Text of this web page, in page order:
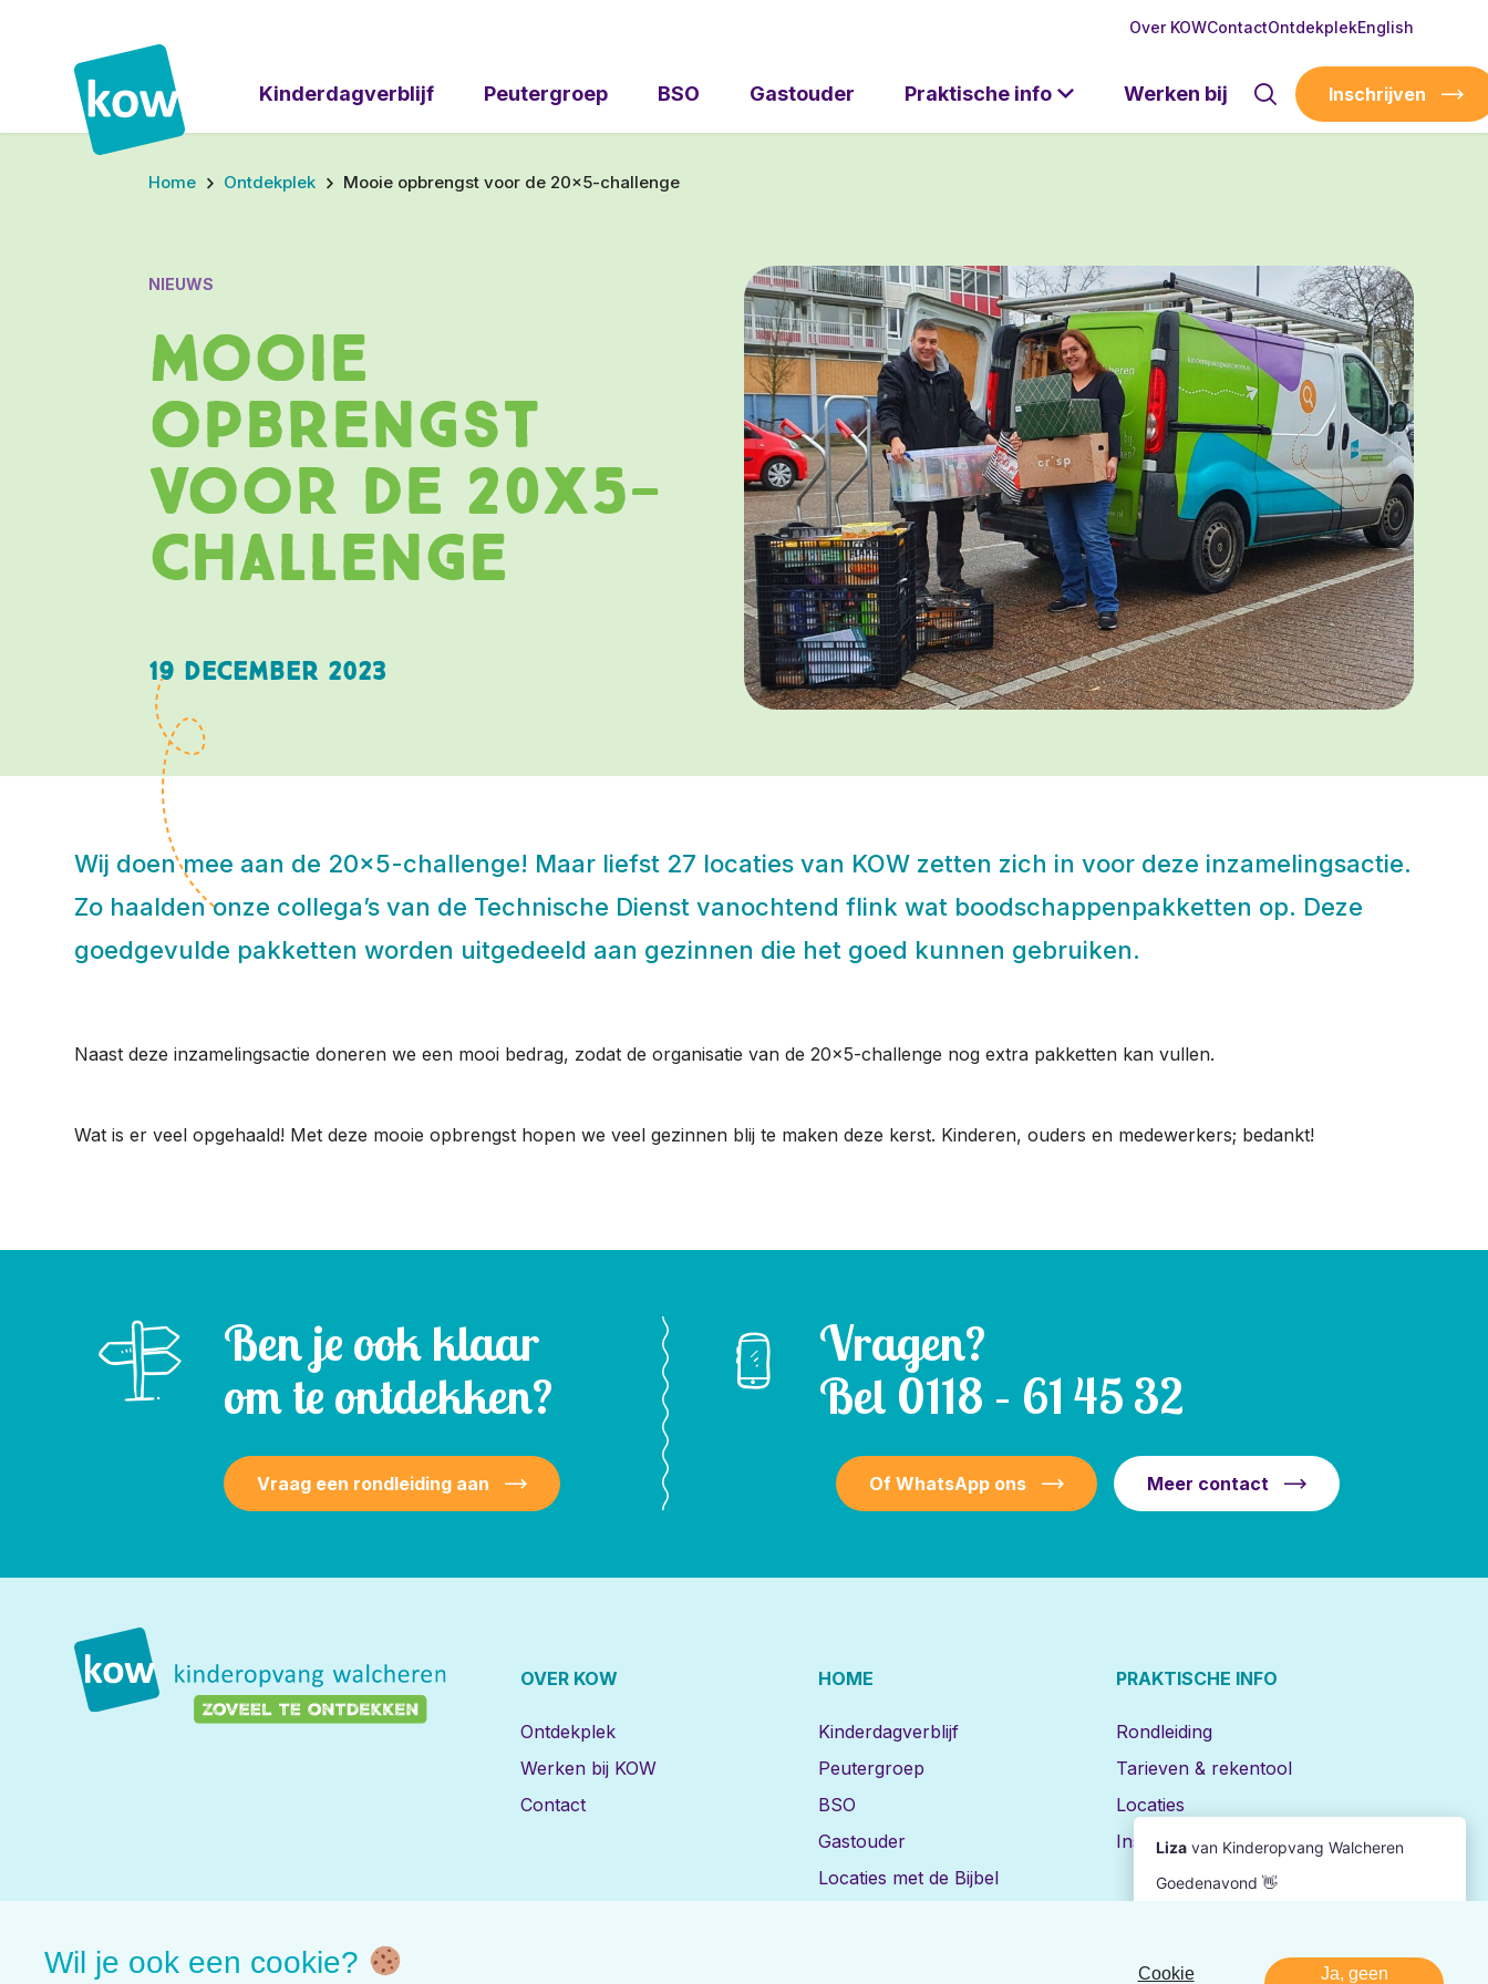
Over KOWContactOntdekplekEnglish
Kinderdagverblijf Peutergroep BSO Gastouder Praktische info Werken bij Inschrijven
Home Ontdekplek Mooie opbrengst voor de 20×5-challenge
NIEUWS
Mooie
opbrengst
voor de 20x5-
challenge
19 december 2023
Wij doen mee aan de 20×5-challenge! Maar liefst 27 locaties van KOW zetten zich in voor deze inzamelingsactie.
Zo haalden onze collega’s van de Technische Dienst vanochtend flink wat boodschappenpakketten op. Deze
goedgevulde pakketten worden uitgedeeld aan gezinnen die het goed kunnen gebruiken.
Naast deze inzamelingsactie doneren we een mooi bedrag, zodat de organisatie van de 20×5-challenge nog extra pakketten kan vullen.
Wat is er veel opgehaald! Met deze mooie opbrengst hopen we veel gezinnen blij te maken deze kerst. Kinderen, ouders en medewerkers; bedankt!
Ben je ook klaar
om te ontdekken?
Vraag een rondleiding aan
Vragen?
Bel 0118 – 61 45 32
Of WhatsApp ons Meer contact
OVER KOW
Ontdekplek
Werken bij KOW
Contact
HOME
Kinderdagverblijf
Peutergroep
BSO
Gastouder
Locaties met de Bijbel
PRAKTISCHE INFO
Rondleiding
Tarieven & rekentool
Locaties
Inschrijven
Disclaimer Privacy Realisatie:Nedbase
Wil je ook een cookie? Cookie Ja, geen